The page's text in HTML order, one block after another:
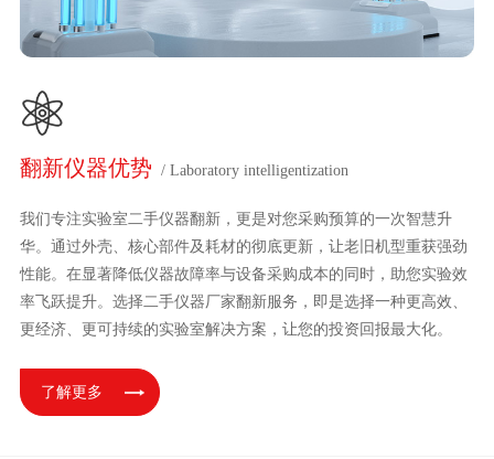
翻新仪器优势 / Laboratory intelligentization
我们专注实验室二手仪器翻新，更是对您采购预算的一次智慧升
华。通过外壳、核心部件及耗材的彻底更新，让老旧机型重获强劲
性能。在显著降低仪器故障率与设备采购成本的同时，助您实验效
率飞跃提升。选择二手仪器厂家翻新服务，即是选择一种更高效、
更经济、更可持续的实验室解决方案，让您的投资回报最大化。
了解更多